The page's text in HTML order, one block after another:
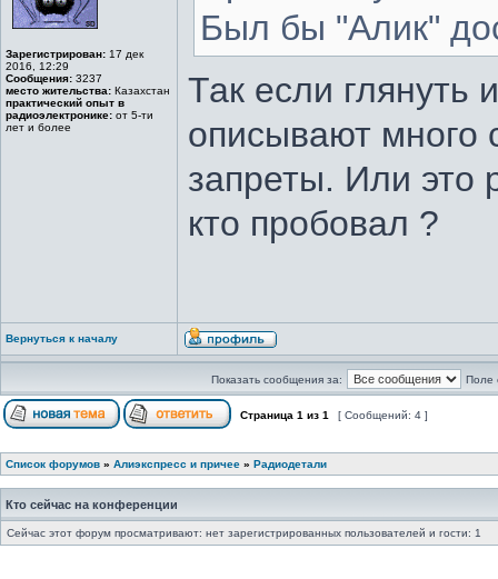
Зарегистрирован: 17 дек
2016, 12:29
Сообщения: 3237
место жительства: Казахстан
практический опыт в
радиоэлектронике: от 5-ти
лет и более
Был бы "Алик"
Так если
описывают много
запреты. Или это
кто пробовал ?
Вернуться к началу
Показать сообщения за: Поле
Страница 1 из 1 [ Сообщений: 4 ]
Список форумов » Алиэкспресс и причее » Радиодетали
Кто сейчас на конференции
Сейчас этот форум просматривают: нет зарегистрированных пользователей и гости: 1